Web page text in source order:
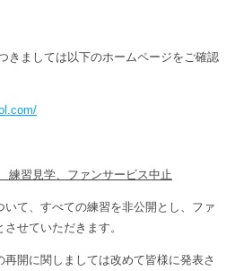
きましては以下のホームページをご確認
習見学、ファンサービス中止
て、すべての練習を非公開とし、ファ
せていただきます。
開に関しましては改めて皆様に発表さ